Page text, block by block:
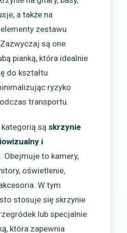
a także na
zestawu
są one
pianką, która idealnie
do kształtu
ryzyko
transportu.
są skrzynie
i
. Obejmuje to kamery,
oświetlenie,
W tym
stosuje się skrzynie
lub specjalnie
która zapewnia